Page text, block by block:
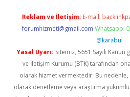
Reklam ve İletişim: E-mail:
forumhizmeti@gmail.com Whatsapp:
@karabul
Yasal Uyarı: Sitemiz, 5651 Sayılı
ve İletişim Kurumu (BTK) tarafından
olarak hizmet vermektedir. Bu
olarak denetleme veya araştırma